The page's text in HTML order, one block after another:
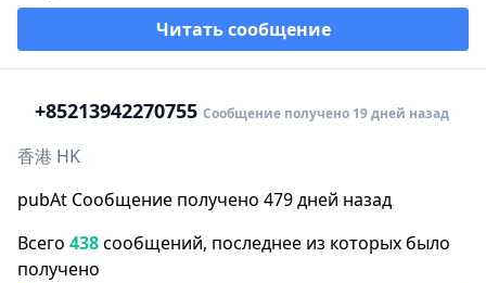
Читать сообщение
+85213942270755 Сообщение получено 19 дней назад
香港 HK
pubAt Сообщение получено 479 дней назад
Всего 438сообщений, последнее из которых было
получено